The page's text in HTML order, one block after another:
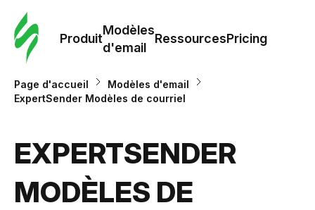
Produit
Modèles
d'email
RessourcesPricing
Page d'accueil
Modèles d'email
ExpertSender Modèles de courriel
EXPERTSENDER
MODÈLES DE